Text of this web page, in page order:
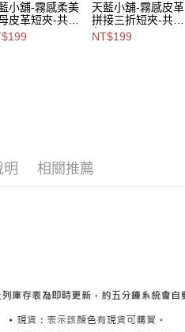
小舖-霧感柔美
皮革短夾-共6
【A08081
】
天藍小舖-霧感皮革
拼接三折短夾-共6
色-$199【A08081
914】
NT$199
明 相關推薦